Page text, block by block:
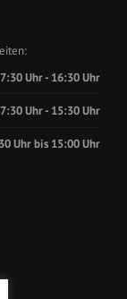
7:30 Uhr - 16:30 Uhr
7:30 Uhr - 15:30 Uhr
Uhr bis 15:00 Uhr